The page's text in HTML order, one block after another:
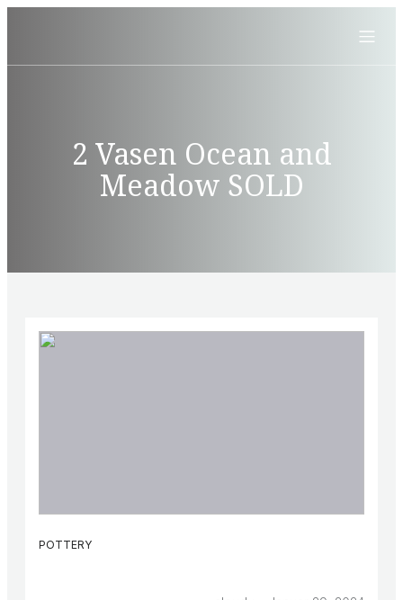
2 Vasen Ocean and
Meadow SOLD
POTTERY